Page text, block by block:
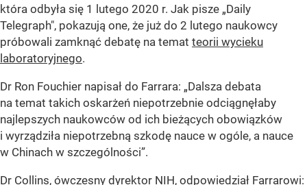
która odbyła się 1 lutego 2020 r. Jak pisze „Daily
Telegraph", pokazują one, że już do 2 lutego naukowcy
próbowali zamknąć debatę na temat teorii wycieku
laboratoryjnego.
Dr Ron Fouchier napisał do Farrara: „Dalsza debata
na temat takich oskarżeń niepotrzebnie odciągnęłaby
najlepszych naukowców od ich bieżących obowiązków
i wyrządziła niepotrzebną szkodę nauce w ogóle, a nauce
w Chinach w szczególności”.
Dr Collins, ówczesny dyrektor NIH, odpowiedział Farrarowi: